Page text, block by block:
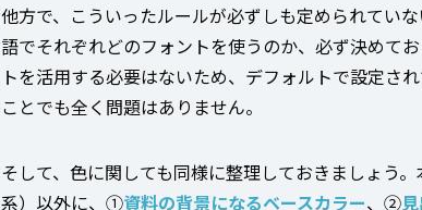
他方で、こういったルールが必ずしも定められてい
語でそれぞれどのフォントを使うのか、必ず決めて
トを活用する必要はないため、デフォルトで設定さ
ことでも全く問題はありません。
そして、色に関しても同様に整理しておきましょう
系）以外に、①資料の背景になるベースカラー、②